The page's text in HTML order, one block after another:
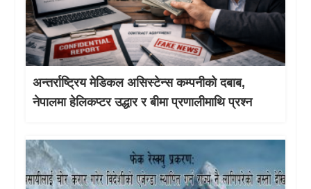
अन्तर्राष्ट्रिय मेडिकल असिस्टेन्स कम्पनीको दबाब,
नेपालमा हेलिकप्टर उद्धार र बीमा प्रणालीमाथि प्रश्न